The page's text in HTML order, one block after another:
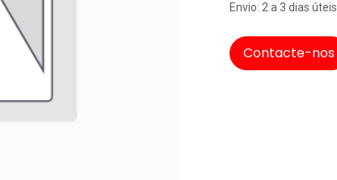
Envio: 2 a 3 dias úteis
Contacte-nos